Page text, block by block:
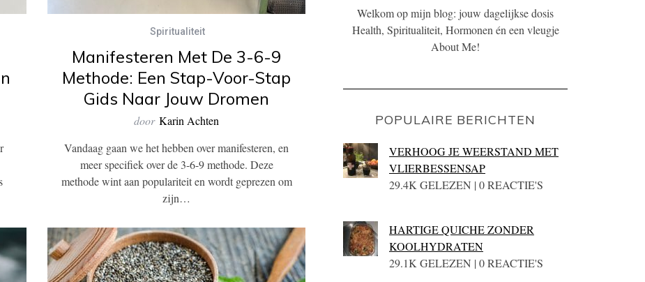
Spiritualiteit
Manifesteren Met De 3-6-9
Methode: Een Stap-Voor-Stap
Gids Naar Jouw Dromen
door Karin Achten
Vandaag gaan we het hebben over manifesteren, en
meer specifiek over de 3-6-9 methode. Deze
methode wint aan populariteit en wordt geprezen om
zijn…
Welkom op mijn blog: jouw dagelijkse dosis
Health, Spiritualiteit, Hormonen én een vleugje
About Me!
POPULAIRE BERICHTEN
VERHOOG JE WEERSTAND MET
VLIERBESSENSAP
29.4K GELEZEN | 0 REACTIE'S
HARTIGE QUICHE ZONDER
KOOLHYDRATEN
29.1K GELEZEN | 0 REACTIE'S